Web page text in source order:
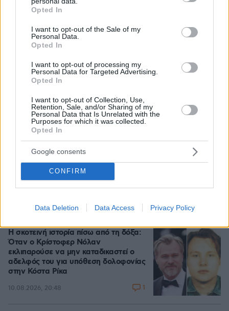
grant or deny consent to Google and its third-party tags to
use your data for below specified purposes in below Google
consent section.
Opted In
I want to opt-out of the Sale of my
Personal Data.
Opted In
I want to opt-out of processing my
Personal Data for Targeted Advertising.
Opted In
I want to opt-out of Collection, Use,
Retention, Sale, and/or Sharing of my
Personal Data that Is Unrelated with the
Purposes for which it was collected.
Opted In
Google consents
CONFIRM
Data Deletion Data Access Privacy Policy
Κόμμα Καρυστιανού: Γιατί χάνεται μέσα σε δύο
μήνες η «Ελπίδα» της προέδρου Μαρίας
10.08.2026, 14:19
Η σκοτεινή ιστορία πίσω από τη δόξα:
Όταν ο Κρίστοφερ Νόλαν
εκλιπαρούσε να μην καταδικαστεί ο
αδελφός του για υπόθεση δολοφονίας
στην Κόστα Ρίκα
10.08.2026, 20:48 1